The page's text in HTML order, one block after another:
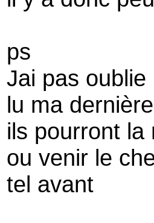
ps
Jai pas
lu ma
ils pourront la
ou venir le
tel avant